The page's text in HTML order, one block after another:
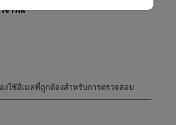
จารณ์
งใช้อีเมลที่ถูกต้องสำหรับการตรวจสอบ